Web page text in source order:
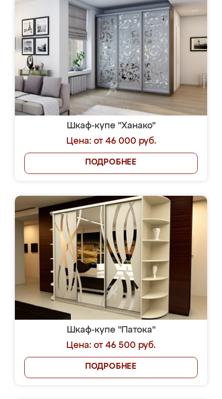
Шкаф-купе "Ханако"
Цена: от 46 000 руб.
ПОДРОБНЕЕ
Шкаф-купе "Патока"
Цена: от 46 500 руб.
ПОДРОБНЕЕ